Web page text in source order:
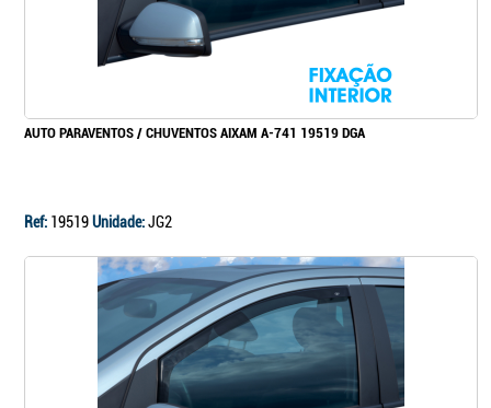
AUTO PARAVENTOS / CHUVENTOS AIXAM A-741 19519 DGA
Ref: 19519Unidade:JG2